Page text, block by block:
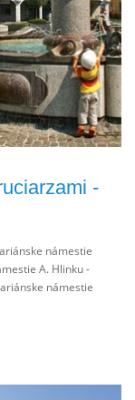
-
námestie
A. Hlinku -
námestie